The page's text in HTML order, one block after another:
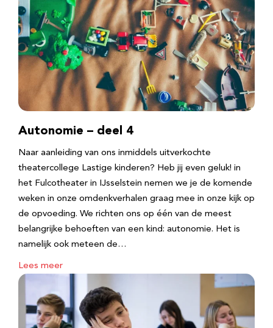
Autonomie – deel 4
Naar aanleiding van ons inmiddels uitverkochte
theatercollege Lastige kinderen? Heb jij even geluk! in
het Fulcotheater in IJsselstein nemen we je de komende
weken in onze omdenkverhalen graag mee in onze kijk op
de opvoeding. We richten ons op één van de meest
belangrijke behoeften van een kind: autonomie. Het is
namelijk ook meteen de…
Lees meer